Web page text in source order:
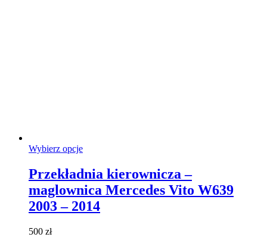
Wybierz opcjeTen
ma
wiele
wariantów.
Opcje
można
Przekładnia kierownicza –
maglownica Mercedes Vito W639
2003 – 2014
500 zł